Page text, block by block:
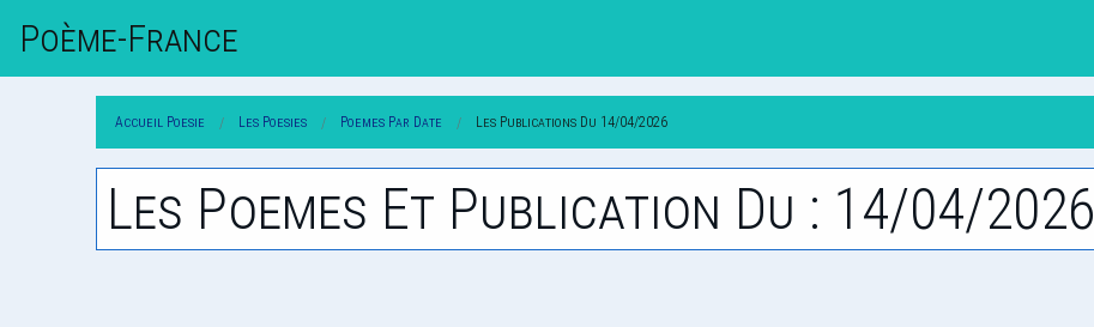
Poème-FrAnce
Accueil Poesie Les Poesies Poemes Par Date Les Publications Du 14/04/2026
Les Poemes Et Publication Du : 14/04/2026